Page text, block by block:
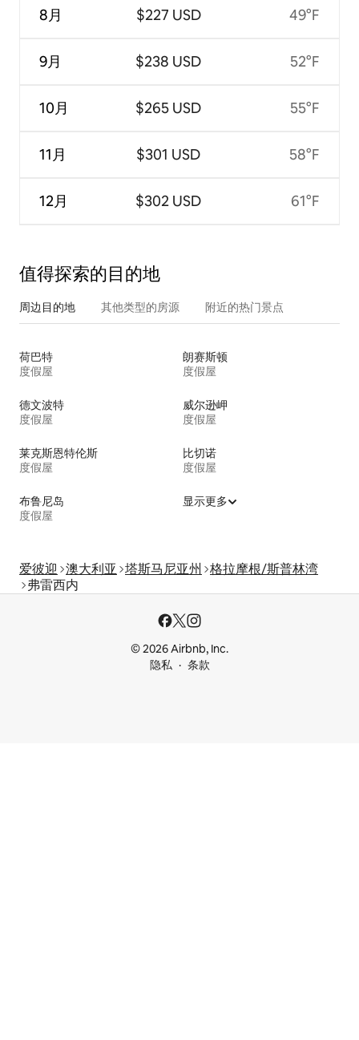
8月
9月
10月
11月
12月
$227 USD
$238 USD
$265 USD
$301 USD
$302 USD
49°F
52°F
55°F
58°F
61°F
值得探索的目的地
周边目的地 其他类型的房源 附近的热门景点
荷巴特
度假屋
朗赛斯顿
度假屋
德文波特
度假屋
威尔逊岬
度假屋
莱克斯恩特伦斯
度假屋
比切诺
度假屋
布鲁尼岛
度假屋
显示更多
爱彼迎 澳大利亚 塔斯马尼亚州
格拉摩根/斯普林湾
弗雷西内
© 2026 Airbnb, Inc.
隐私
条款